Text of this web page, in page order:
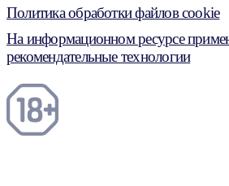
Политика обработки файлов cookie
На информационном ресурсе
рекомендательные технологии